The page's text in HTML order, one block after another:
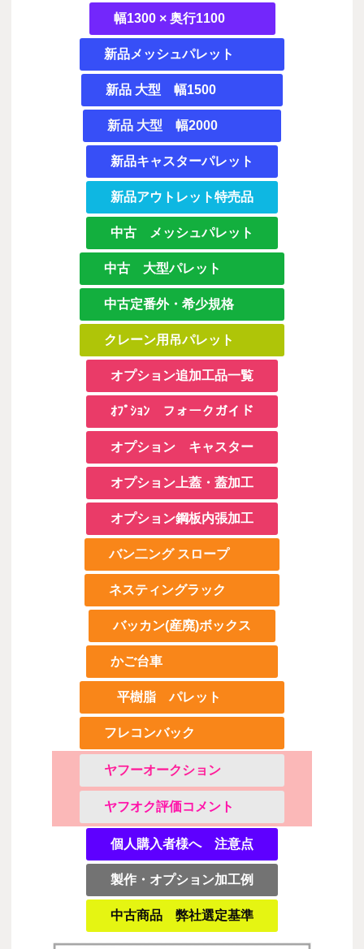
幅1300 × 奥行1100
新品メッシュパレット
新品 大型 幅1500
新品 大型 幅2000
新品キャスターパレット
新品アウトレット特売品
中古 メッシュパレット
中古 大型パレット
中古定番外・希少規格
クレーン用吊パレット
オプション追加工品一覧
ｵﾌﾟｼｮﾝ フォークガイド
オプション キャスター
オプション上蓋・蓋加工
オプション鋼板内張加工
バン二ング スロープ
ネスティングラック
バッカン(産廃)ボックス
かご台車
平樹脂 パレット
フレコンバック
ヤフーオークション
ヤフオク評価コメント
個人購入者様へ 注意点
製作・オプション加工例
中古商品 弊社選定基準